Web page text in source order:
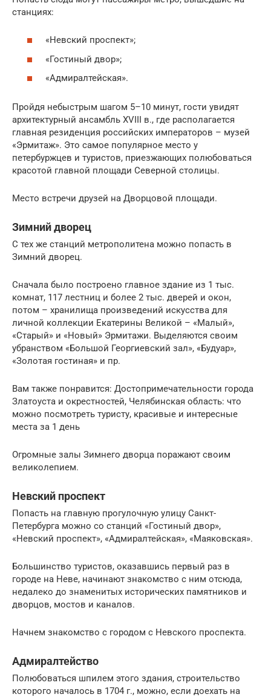
станциях:
«Невский проспект»;
«Гостиный двор»;
«Адмиралтейская».
Пройдя небыстрым шагом 5–10 минут, гости увидят
архитектурный ансамбль XVIII в., где располагается
главная резиденция российских императоров – музей
«Эрмитаж». Это самое популярное место у
петербуржцев и туристов, приезжающих полюбоваться
красотой главной площади Северной столицы.
Место встречи друзей на Дворцовой площади.
Зимний дворец
С тех же станций метрополитена можно попасть в
Зимний дворец.
Сначала было построено главное здание из 1 тыс.
комнат, 117 лестниц и более 2 тыс. дверей и окон,
потом – хранилища произведений искусства для
личной коллекции Екатерины Великой – «Малый»,
«Старый» и «Новый» Эрмитажи. Выделяются своим
убранством «Большой Георгиевский зал», «Будуар»,
«Золотая гостиная» и пр.
Вам также понравится: Достопримечательности города
Златоуста и окрестностей, Челябинская область: что
можно посмотреть туристу, красивые и интересные
места за 1 день
Огромные залы Зимнего дворца поражают своим
великолепием.
Невский проспект
Попасть на главную прогулочную улицу Санкт-
Петербурга можно со станций «Гостиный двор»,
«Невский проспект», «Адмиралтейская», «Маяковская».
Большинство туристов, оказавшись первый раз в
городе на Неве, начинают знакомство с ним отсюда,
недалеко до знаменитых исторических памятников и
дворцов, мостов и каналов.
Начнем знакомство с городом с Невского проспекта.
Адмиралтейство
Полюбоваться шпилем этого здания, строительство
которого началось в 1704 г., можно, если доехать на